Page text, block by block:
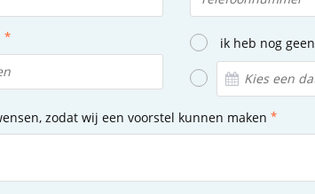
ik heb nog
zodat wij een voorstel kunnen maken